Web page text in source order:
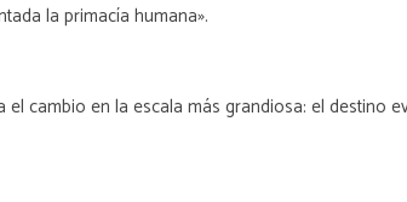
la primacía humana».
cambio en la escala más grandiosa: el destino